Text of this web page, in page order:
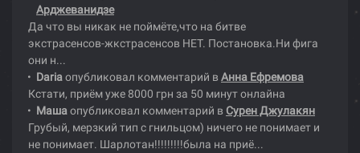
Арджеванидзе
Да что вы никак не поймёте,что на битве
экстрасенсов-жкстрасенсов НЕТ. Постановка.Ни фига
они н...
Dariaопубликовал комментарий в Анна Ефремова
Кстати, приём уже 8000 грн за 50 минут онлайна
Машаопубликовал комментарий в Сурен Джулакян
Грубый, мерзкий тип с гнильцом) ничего не понимает и
не понимает. Шарлотан!!!!!!!!!была на приё...